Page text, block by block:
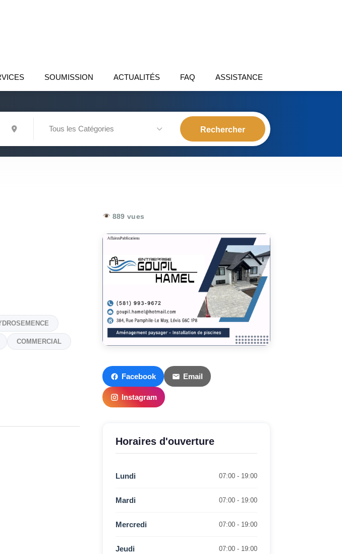
SOUMISSION ACTUALITÉS FAQ ASSISTANCE
Tous les Catégories
COMMERCIAL
889 vues
Facebook Email
Instagram
Horaires d'ouverture
Lundi 07:00 - 19:00
Mardi 07:00 - 19:00
Mercredi 07:00 - 19:00
Jeudi 07:00 - 19:00